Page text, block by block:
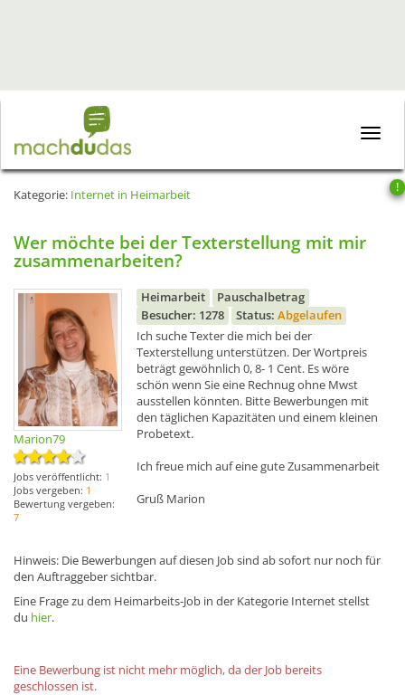
Toggle
!
Kategorie: Internet in Heimarbeit
Wer möchte bei der Texterstellung mit mir
zusammenarbeiten?
Marion79
Jobs veröffentlicht: 1
Jobs vergeben: 1
Bewertung vergeben:
7
Heimarbeit
Pauschalbetrag
Besucher: 1278
Status: Abgelaufen
Ich suche Texter die mich bei der
Texterstellung unterstützen. Der Wortpreis
beträgt gewöhnlich 0, 8- 1 Cent. Es wöre
schön wenn Sie eine Rechnug ohne Mwst
ausstellen könnten. Bitte Bewerbungen mit
den täglichen Kapazitäten und einem kleinen
Probetext.
Ich freue mich auf eine gute Zusammenarbeit
Gruß Marion
Hinweis: Die Bewerbungen auf diesen Job sind ab sofort nur noch für
den Auftraggeber sichtbar.
Eine Frage zu dem Heimarbeits-Job in der Kategorie Internet stellst
du hier.
Eine Bewerbung ist nicht mehr möglich, da der Job bereits
geschlossen ist.